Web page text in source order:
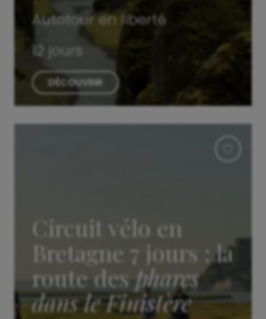
Autotour en liberté
12 jours
DÉCOUVRIR
Circuit vélo en
Bretagne 7 jours : la
route des phares
dans le Finistère